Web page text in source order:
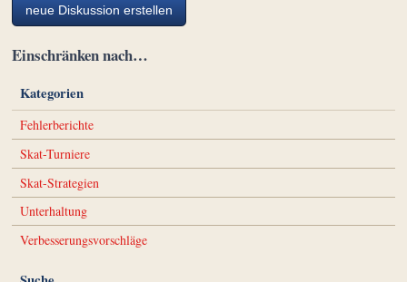
neue Diskussion erstellen
Einschränken nach…
Kategorien
Fehlerberichte
Skat-Turniere
Skat-Strategien
Unterhaltung
Verbesserungsvorschläge